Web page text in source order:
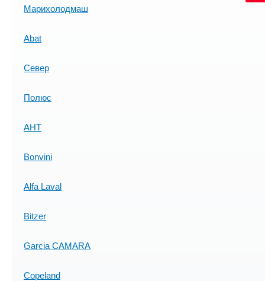
Марихолодмаш
Abat
Север
Полюс
AHT
Bonvini
Alfa Laval
Bitzer
Garcia CAMARA
Copeland